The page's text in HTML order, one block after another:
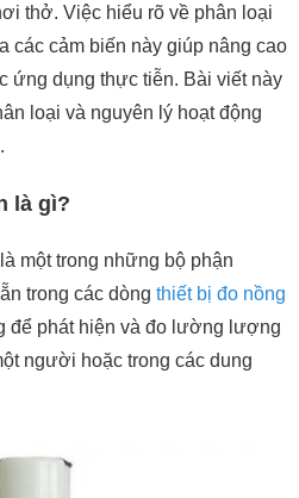
thở. Việc hiểu rõ về phân loại
các cảm biến này giúp nâng cao
ứng dụng thực tiễn. Bài viết này
loại và nguyên lý hoạt động
là gì?
một trong những bộ phận
trong các dòng thiết bị đo nồng
để phát hiện và đo lường lượng
người hoặc trong các dung